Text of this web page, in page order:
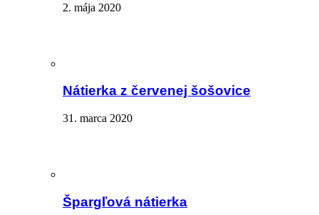
2. mája 2020
Nátierka z červenej šošovice
31. marca 2020
Špargľová nátierka